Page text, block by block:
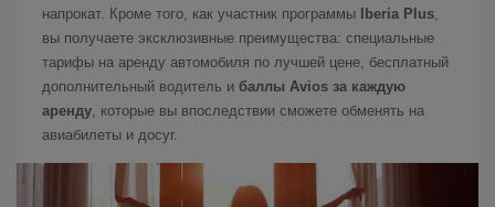
напрокат. Кроме того, как участник программы
Iberia Plus,
вы получаете эксклюзивные преимущества: специальные
тарифы на аренду автомобиля по лучшей цене, бесплатный
дополнительный водитель и баллы Avios за каждую
аренду, которые вы впоследствии сможете обменять на
авиабилеты и досуг.